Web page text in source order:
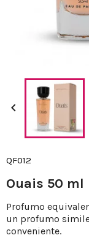

QF012
Ouais 50 ml
Profumo
un profumo
conveniente.